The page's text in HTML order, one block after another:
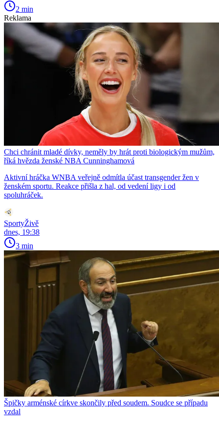
2 min
Reklama
Chci chránit mladé dívky, neměly by hrát proti biologickým mužům,
říká hvězda ženské NBA Cunninghamová
Aktivní hráčka WNBA veřejně odmítla účast transgender žen v
ženském sportu. Reakce přišla z hal, od vedení ligy i od
spoluhráček.
SportyŽivě
dnes, 19:38
3 min
Špičky arménské církve skončily před soudem. Soudce se případu
vzdal